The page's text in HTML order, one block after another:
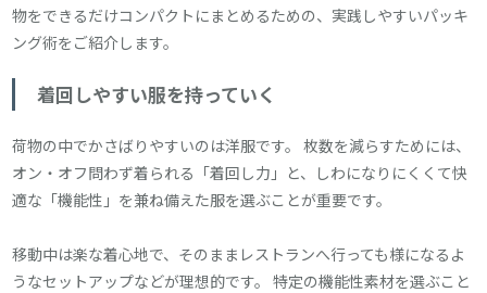
物をできるだけコンパクトにまとめるための、実践しやすいパッキ
ング術をご紹介します。
着回しやすい服を持っていく
荷物の中でかさばりやすいのは洋服です。 枚数を減らすためには、
オン・オフ問わず着られる「着回し力」と、しわになりにくくて快
適な「機能性」を兼ね備えた服を選ぶことが重要です。
移動中は楽な着心地で、そのままレストランへ行っても様になるよ
うなセットアップなどが理想的です。 特定の機能性素材を選ぶこと